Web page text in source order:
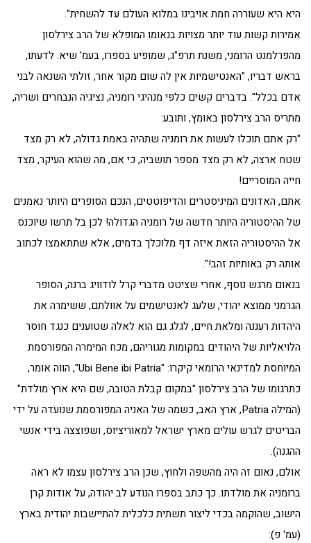
היא היא שעוררה חמת אויבינו במלוא העולם עד להשחית".
אמירות קשות עוד יותר מצויות בנאומו המופלא של הרב צירלסון
מהפרלמנט הרומני, משנת תרפ"ג, שמופיע בספרו, בעמ' שיא. לדעתו,
בראש דבריו, "האנטישמיות אין לה שום מקור אחר, זולתי השנאה לבני
אדם בכלל". בדברים קשים כלפי מנהיגי רומניה, נציגיה הנבחרים ושריה,
מתריס הרב צירלסון באומץ, ותובע:
"רק אתם תוכלו לעשות את רומניה שתהיה באמת גדולה, לא רק מצד
שטח ארצה, לא רק מצד מספר תושביה, כי אם, מה שהוא העיקר, מצד
חייה המוסריים!
אתם, האדונים המיניסטרים והדיפוטטים, הנכם הסופרים היותר נאמנים
של ההיסטוריה היותר חדשה של רומניה הגדולה! לכן בל תרשו שיוכנס
אל ההיסטוריה הזאת איזה דף מלוכלך בדמים, אלא שתתאמצו לכתוב
אותה רק באותיות זהב!".
בנאום מרגש נוסף, אחרי שציטט מדברי קרל לודוויג ברנה, הסופר
הגרמני ממוצא יהודי, שלעג לאנטישמים על אוולתם, ששימרה את
היהדות רעננה ומלאת חיים, לגלג גם הוא לאלה שטוענים כנגד חוסר
הלויאליות של היהודים במקומות מגוריהם, מכח המימרה המפורסמת
המיוחסת למדינאי הרומאי קיקרו: "Ubi Bene ibi Patria", הווה אומר,
כתרגומו של הרב צירלסון "במקום קבלת הטובה, שם היא ארץ מולדת"
(המילה Patria, ארץ האב, כשמה של האניה המפורסמת שנועדה על ידי
הבריטים לגרש עולים מארץ ישראל למאוריציוס, ושפוצצה בידי אנשי
ההגנה).
אולם, נאום זה היה מהשפה ולחוץ, שכן הרב צירלסון עצמו לא ראה
ברומניה את מולדתו. כך כתב בספרו הנודע לב יהודה, על אודות קרן
הישוב, שהוקמה בכדי ליצור תשתית כלכלית להתיישבות יהודית בארץ
(עמ' פ):